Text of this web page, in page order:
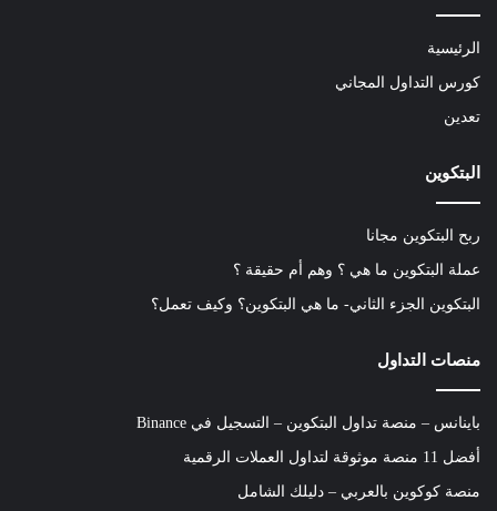
الرئيسية
كورس التداول المجاني
تعدين
البتكوين
ربح البتكوين مجانا
عملة البتكوين ما هي ؟ وهم أم حقيقة ؟
البتكوين الجزء الثاني- ما هي البتكوين؟ وكيف تعمل؟
منصات التداول
باينانس – منصة تداول البتكوين – التسجيل في Binance
أفضل 11 منصة موثوقة لتداول العملات الرقمية
منصة كوكوين بالعربي – دليلك الشامل